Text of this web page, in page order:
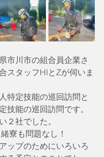
市川市の組合員企業さ
スタッフHIとZが伺いま
特定技能の巡回訪問と
技能の巡回訪問です。
２社でした。
寮も問題なし！
ップのためにいろいろ